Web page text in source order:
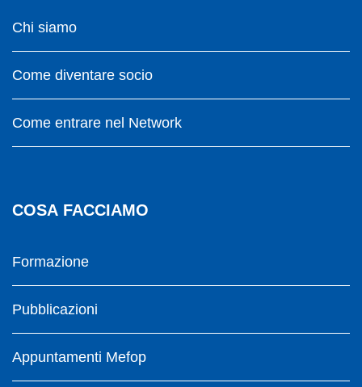
Chi siamo
Come diventare socio
Come entrare nel Network
COSA FACCIAMO
Formazione
Pubblicazioni
Appuntamenti Mefop